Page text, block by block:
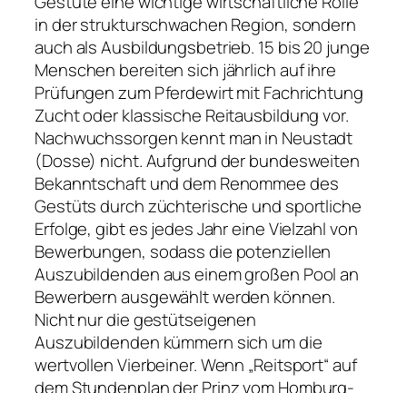
in der strukturschwachen Region, sondern
auch als Ausbildungsbetrieb. 15 bis 20 junge
Menschen bereiten sich jährlich auf ihre
Prüfungen zum Pferdewirt mit Fachrichtung
Zucht oder klassische Reitausbildung vor.
Nachwuchssorgen kennt man in Neustadt
(Dosse) nicht. Aufgrund der bundesweiten
Bekanntschaft und dem Renommee des
Gestüts durch züchterische und sportliche
Erfolge, gibt es jedes Jahr eine Vielzahl von
Bewerbungen, sodass die potenziellen
Auszubildenden aus einem großen Pool an
Bewerbern ausgewählt werden können.
Nicht nur die gestütseigenen
Auszubildenden kümmern sich um die
wertvollen Vierbeiner. Wenn „Reitsport“ auf
dem Stundenplan der Prinz­ vom Homburg­